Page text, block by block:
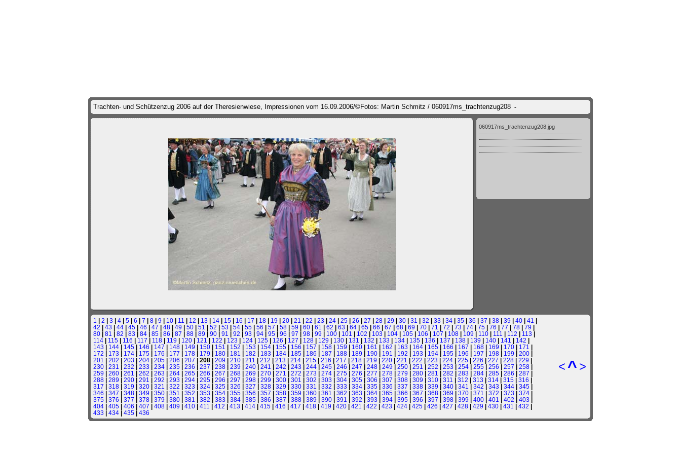
Trachten- und Schützenzug 2006 auf der Theresienwiese, Impressionen vom 16.09.2006/©Fotos: Martin Schmitz / 060917ms_trachtenzug208 -
060917ms_trachtenzug208.jpg
1 | 2 | 3 | 4 | 5 | 6 | 7 | 8 | 9 | 10 | 11 | 12 | 13 | 14 | 15 | 16 | 17 | 18 | 19 | 20 | 21 | 22 | 23 | 24 | 25 | 26 | 27 | 28 | 29 | 30 | 31 | 32 | 33 | 34 | 35 | 36 | 37 | 38 | 39 | 40 | 41 |
42 | 43 | 44 | 45 | 46 | 47 | 48 | 49 | 50 | 51 | 52 | 53 | 54 | 55 | 56 | 57 | 58 | 59 | 60 | 61 | 62 | 63 | 64 | 65 | 66 | 67 | 68 | 69 | 70 | 71 | 72 | 73 | 74 | 75 | 76 | 77 | 78 | 79 |
80 | 81 | 82 | 83 | 84 | 85 | 86 | 87 | 88 | 89 | 90 | 91 | 92 | 93 | 94 | 95 | 96 | 97 | 98 | 99 | 100 | 101 | 102 | 103 | 104 | 105 | 106 | 107 | 108 | 109 | 110 | 111 | 112 | 113 |
114 | 115 | 116 | 117 | 118 | 119 | 120 | 121 | 122 | 123 | 124 | 125 | 126 | 127 | 128 | 129 | 130 | 131 | 132 | 133 | 134 | 135 | 136 | 137 | 138 | 139 | 140 | 141 | 142 |
143 | 144 | 145 | 146 | 147 | 148 | 149 | 150 | 151 | 152 | 153 | 154 | 155 | 156 | 157 | 158 | 159 | 160 | 161 | 162 | 163 | 164 | 165 | 166 | 167 | 168 | 169 | 170 | 171 |
172 | 173 | 174 | 175 | 176 | 177 | 178 | 179 | 180 | 181 | 182 | 183 | 184 | 185 | 186 | 187 | 188 | 189 | 190 | 191 | 192 | 193 | 194 | 195 | 196 | 197 | 198 | 199 | 200 |
201 | 202 | 203 | 204 | 205 | 206 | 207 | 208 | 209 | 210 | 211 | 212 | 213 | 214 | 215 | 216 | 217 | 218 | 219 | 220 | 221 | 222 | 223 | 224 | 225 | 226 | 227 | 228 | 229 |
230 | 231 | 232 | 233 | 234 | 235 | 236 | 237 | 238 | 239 | 240 | 241 | 242 | 243 | 244 | 245 | 246 | 247 | 248 | 249 | 250 | 251 | 252 | 253 | 254 | 255 | 256 | 257 | 258 |
259 | 260 | 261 | 262 | 263 | 264 | 265 | 266 | 267 | 268 | 269 | 270 | 271 | 272 | 273 | 274 | 275 | 276 | 277 | 278 | 279 | 280 | 281 | 282 | 283 | 284 | 285 | 286 | 287 |
288 | 289 | 290 | 291 | 292 | 293 | 294 | 295 | 296 | 297 | 298 | 299 | 300 | 301 | 302 | 303 | 304 | 305 | 306 | 307 | 308 | 309 | 310 | 311 | 312 | 313 | 314 | 315 | 316 |
317 | 318 | 319 | 320 | 321 | 322 | 323 | 324 | 325 | 326 | 327 | 328 | 329 | 330 | 331 | 332 | 333 | 334 | 335 | 336 | 337 | 338 | 339 | 340 | 341 | 342 | 343 | 344 | 345 |
346 | 347 | 348 | 349 | 350 | 351 | 352 | 353 | 354 | 355 | 356 | 357 | 358 | 359 | 360 | 361 | 362 | 363 | 364 | 365 | 366 | 367 | 368 | 369 | 370 | 371 | 372 | 373 | 374 |
375 | 376 | 377 | 378 | 379 | 380 | 381 | 382 | 383 | 384 | 385 | 386 | 387 | 388 | 389 | 390 | 391 | 392 | 393 | 394 | 395 | 396 | 397 | 398 | 399 | 400 | 401 | 402 | 403 |
404 | 405 | 406 | 407 | 408 | 409 | 410 | 411 | 412 | 413 | 414 | 415 | 416 | 417 | 418 | 419 | 420 | 421 | 422 | 423 | 424 | 425 | 426 | 427 | 428 | 429 | 430 | 431 | 432 |
433 | 434 | 435 | 436
<^ >